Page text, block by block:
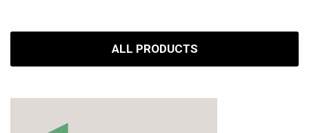
ALL PRODUCTS